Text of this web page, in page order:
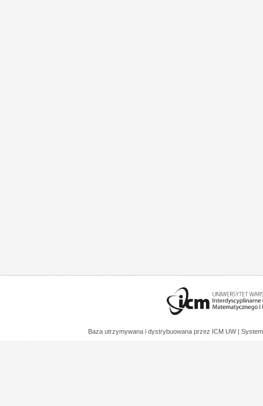
Baza utrzymywana i dystrybuowana przez ICM UW |